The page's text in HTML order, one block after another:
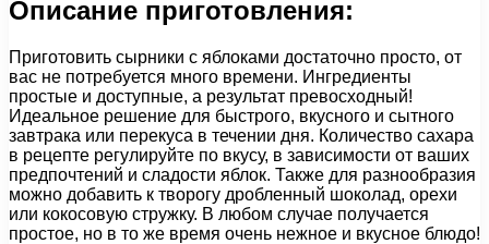
Описание приготовления:
Приготовить сырники с яблоками достаточно просто, от
вас не потребуется много времени. Ингредиенты
простые и доступные, а результат превосходный!
Идеальное решение для быстрого, вкусного и сытного
завтрака или перекуса в течении дня. Количество сахара
в рецепте регулируйте по вкусу, в зависимости от ваших
предпочтений и сладости яблок. Также для разнообразия
можно добавить к творогу дробленный шоколад, орехи
или кокосовую стружку. В любом случае получается
простое, но в то же время очень нежное и вкусное блюдо!